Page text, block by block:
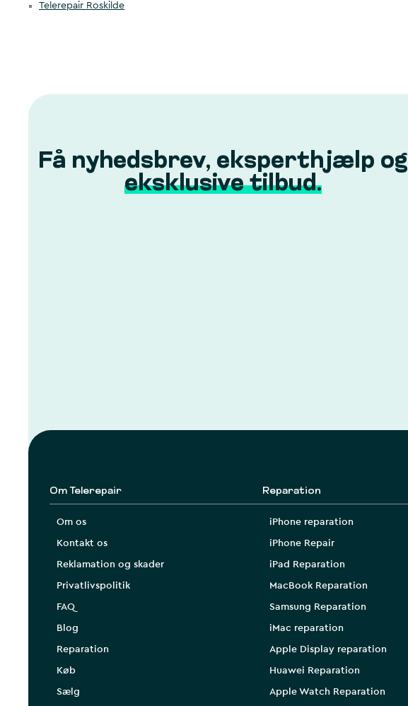
Telerepair Roskilde
Få nyhedsbrev, eksperthjælp og
eksklusive tilbud.
Om Telerepair
Om os
Kontakt os
Reklamation og skader
Privatlivspolitik
FAQ
Blog
Reparation
Køb
Sælg
Reparation
iPhone reparation
iPhone Repair
iPad Reparation
MacBook Reparation
Samsung Reparation
iMac reparation
Apple Display reparation
Huawei Reparation
Apple Watch Reparation